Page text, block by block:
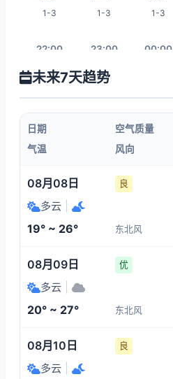
1-3 1-3 1-3
22:00
21°
23:00
21°
00:00
02:00
20°
1-3
03:00
12:00
25°
1-3
06:00
22°
未来7天趋势
日期 空气质量
气温
风向
08月08日 良
多云
19° ~ 26° 东北风
08月09日 优
多云
20° ~ 27° 东北风
08月10日 良
多云